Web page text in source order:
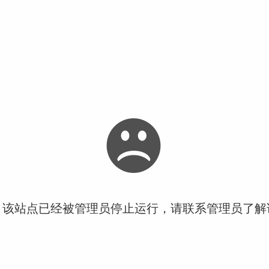
站点已经被管理员停止运行，请联系管理员了